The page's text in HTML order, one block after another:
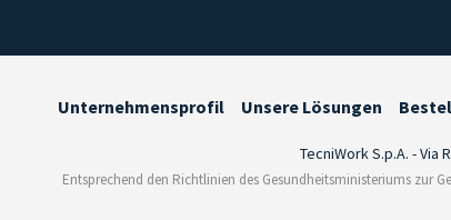
Unternehmensprofil Unsere Lösungen
TecniWork S.p.A. - Via
Entsprechend den Richtlinien des Gesundheitsministeriums zur